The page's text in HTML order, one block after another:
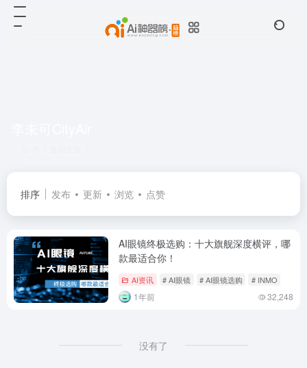
排序 发布 更新 浏览 点赞
AI眼镜终极选购：十大旗舰深度横评，哪
款最适合你！
AI资讯 # AI眼镜 # AI眼镜选购 # INMO
1年前 32,248
没有了